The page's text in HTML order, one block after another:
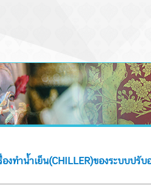
งทำน้ำเย็น(CHILLER)ของระบบ